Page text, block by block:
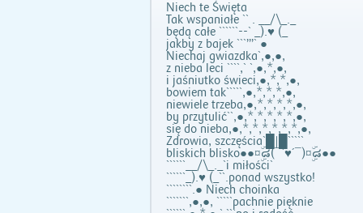
Niech te Święta
Tak wspaniałe `` . __/\_._
będą całe ``````--` _).♥ (_
jakby z bajek ```’’’` ●
Niechaj gwiazdka`,●,●,
z nieba leci ````,` `,●,*,●,
i jaśniutko świeci,●,*,*,●,
bowiem tak`````,●,*,*,*,●,
niewiele trzeba,●,*,*,*,*,●,
by przytulić``,●,*,*,*,*,*,●,
się do nieba,●,*,*,*,*,*,*,●,
Zdrowia, szczęścia`█|█`````
bliskich blisko●●¤ۣۜ๘(¯`♥´¯)¤ۣۜ๘●●
``````__/\_._`i miłości`
``````_).♥ (_``.ponad wszystko!
````````.● Niech choinka
```````,●,●, `````pachnie pięknie